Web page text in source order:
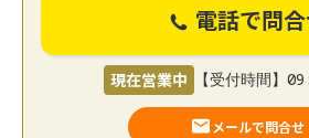
電話で問
現在営業中 【受付時間】
メールで問合せ